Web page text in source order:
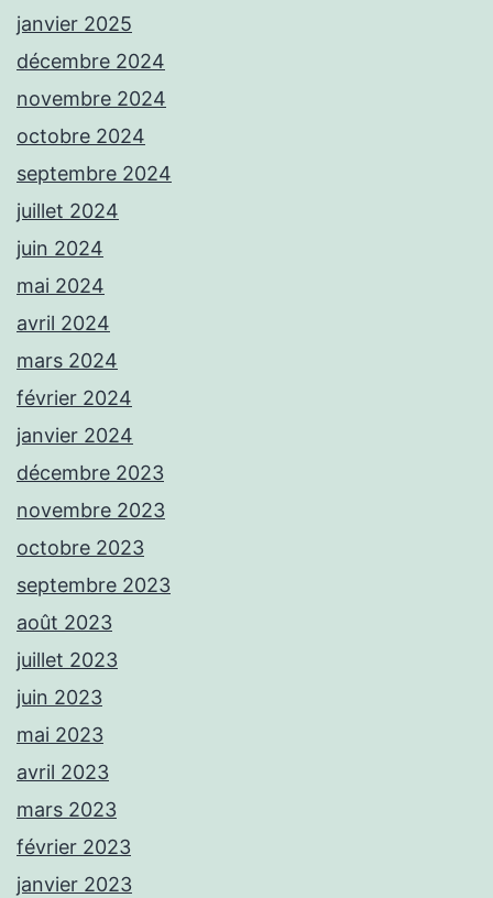
janvier 2025
décembre 2024
novembre 2024
octobre 2024
septembre 2024
juillet 2024
juin 2024
mai 2024
avril 2024
mars 2024
février 2024
janvier 2024
décembre 2023
novembre 2023
octobre 2023
septembre 2023
août 2023
juillet 2023
juin 2023
mai 2023
avril 2023
mars 2023
février 2023
janvier 2023